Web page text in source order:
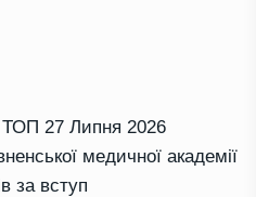
ТОП 27 Липня 2026
медичної академії
за вступ